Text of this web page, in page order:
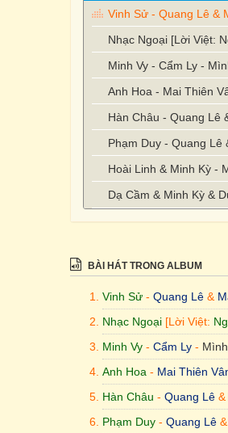
Vinh Sử - Quang Lê &
Nhạc Ngoại [Lời Việt:
Minh Vy - Cẩm Ly -
Anh Hoa - Mai Thiên
Hàn Châu - Quang Lê
Phạm Duy - Quang Lê
Hoài Linh & Minh Kỳ -
Dạ Cầm & Minh Kỳ &
BÀI HÁT TRONG ALBUM
Vinh Sử - Quang Lê &
Nhạc Ngoại [Lời Việt:
Minh Vy - Cẩm Ly -
Anh Hoa - Mai Thiên
Hàn Châu - Quang Lê &
Phạm Duy - Quang Lê &